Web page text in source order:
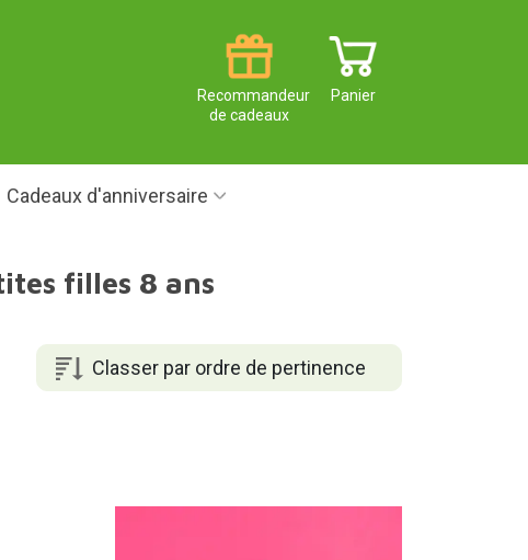
Panier
Recommandeur
de cadeaux
Cadeaux d'anniversaire
filles 8 ans
Classer par ordre de pertinence